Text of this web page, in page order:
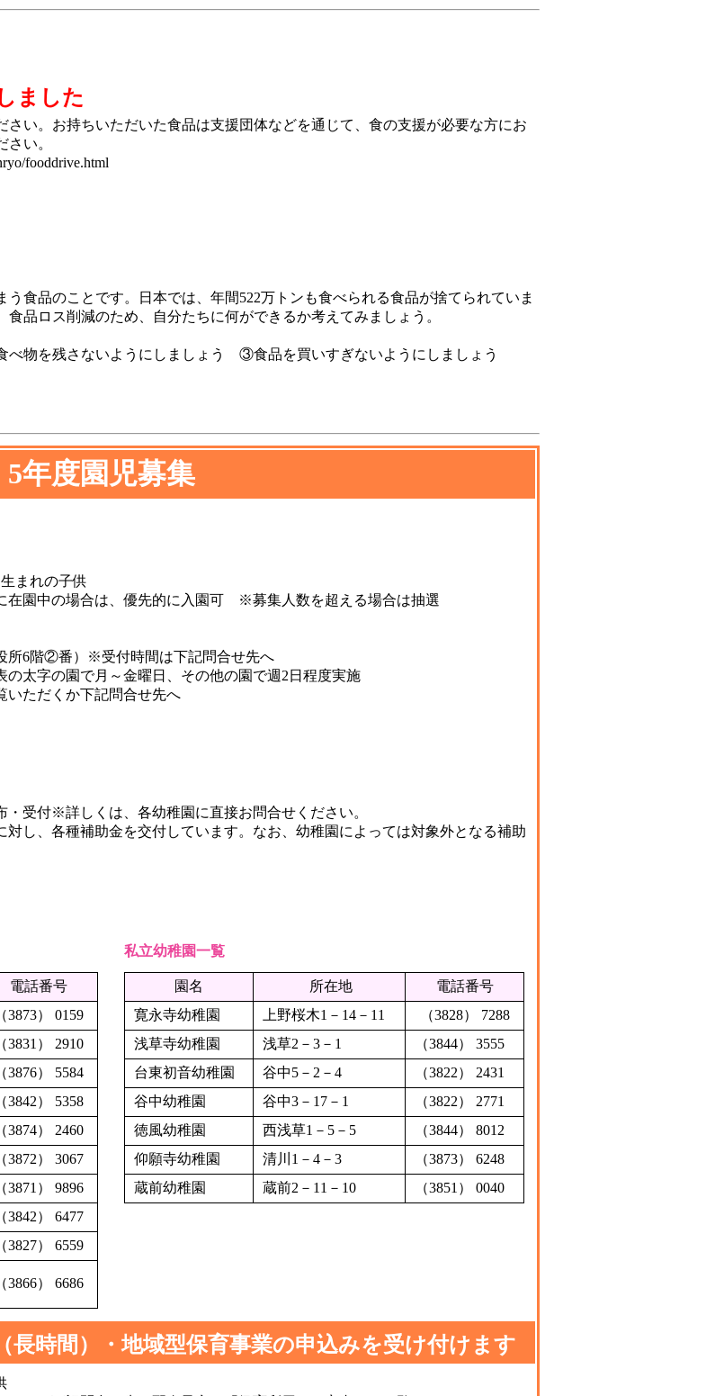
ました
い。お持ちいただいた食品は支援団体などを通じて、食の支援が必要な方にお
い。
fooddrive.html
食品のことです。日本では、年間522万トンも食べられる食品が捨てられていま
品ロス削減のため、自分たちに何ができるか考えてみましょう。
物を残さないようにしましょう ③食品を買いすぎないようにしましょう
年度園児募集
まれの子供
中の場合は、優先的に入園可 ※募集人数を超える場合は抽選
所6階②番）※受付時間は下記問合せ先へ
太字の園で月～金曜日、その他の園で週2日程度実施
くか下記問合せ先へ
受付※詳しくは、各幼稚園に直接お問合せください。
し、各種補助金を交付しています。なお、幼稚園によっては対象外となる補助
私立幼稚園一覧
電話番号
（3873） 0159
（3831） 2910
（3876） 5584
（3842） 5358
（3874） 2460
（3872） 3067
（3871） 9896
（3842） 6477
（3827） 6559
（3866） 6686
園名 所在地
電話番号
寛永寺幼稚園
上野桜木1－14－11
（3828） 7288
浅草寺幼稚園
浅草2－3－1
（3844） 3555
台東初音幼稚園
谷中5－2－4
（3822） 2431
谷中幼稚園
谷中3－17－1
（3822） 2771
徳風幼稚園
西浅草1－5－5
（3844） 8012
仰願寺幼稚園
清川1－4－3
（3873） 6248
蔵前幼稚園
蔵前2－11－10 （3851） 0040
長時間）・地域型保育事業の申込みを受け付けます